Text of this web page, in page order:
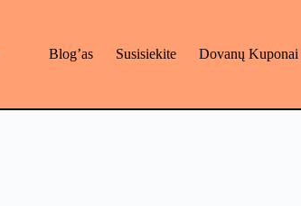
Blog’as Susisiekite Dovanų Kuponai